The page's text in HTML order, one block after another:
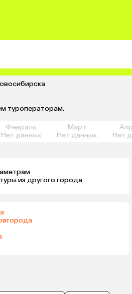
туроператорам.
Февраль
Нет данных
Март
Нет данных
Нет
из другого города